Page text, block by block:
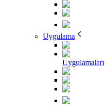
Uygulama
Uygulamaları